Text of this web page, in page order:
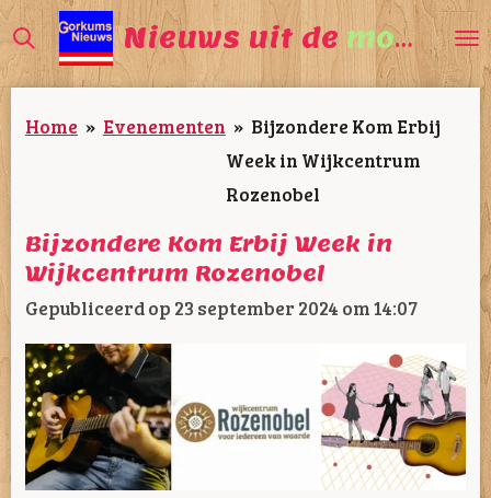
Ga
direct
naar
de
Nieuws uit de mooiste
Home » Evenementen » Bijzondere Kom Erbij
Week in Wijkcentrum
Rozenobel
Bijzondere Kom Erbij Week in
Wijkcentrum Rozenobel
Gepubliceerd op 23 september 2024 om 14:07